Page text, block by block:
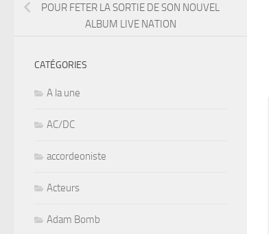
POUR FETER LA SORTIE DE SON NOUVEL
ALBUM LIVE NATION
CATÉGORIES
A la une
AC/DC
accordeoniste
Acteurs
Adam Bomb